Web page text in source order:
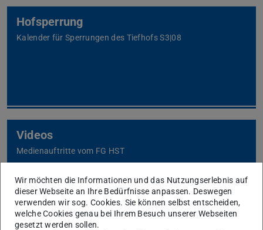
Hofsperrung
Kalender für Sperrungen des Tiefhofs S3|08
Videos
Medienauftritte vom FG HST
Wir möchten die Informationen und das Nutzungserlebnis auf
dieser Webseite an Ihre Bedürfnisse anpassen. Deswegen
verwenden wir sog. Cookies. Sie können selbst entscheiden,
welche Cookies genau bei Ihrem Besuch unserer Webseiten
gesetzt werden sollen.